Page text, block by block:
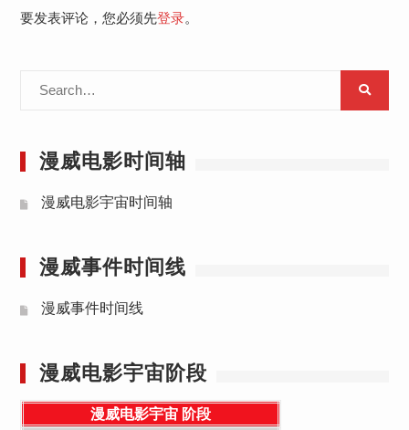
要发表评论，您必须先登录。
漫威电影时间轴
漫威电影宇宙时间轴
漫威事件时间线
漫威事件时间线
漫威电影宇宙阶段
漫威电影宇宙 阶段